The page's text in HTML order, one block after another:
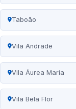
Taboão
Vila Andrade
Vila Áurea Maria
Vila Bela Flor